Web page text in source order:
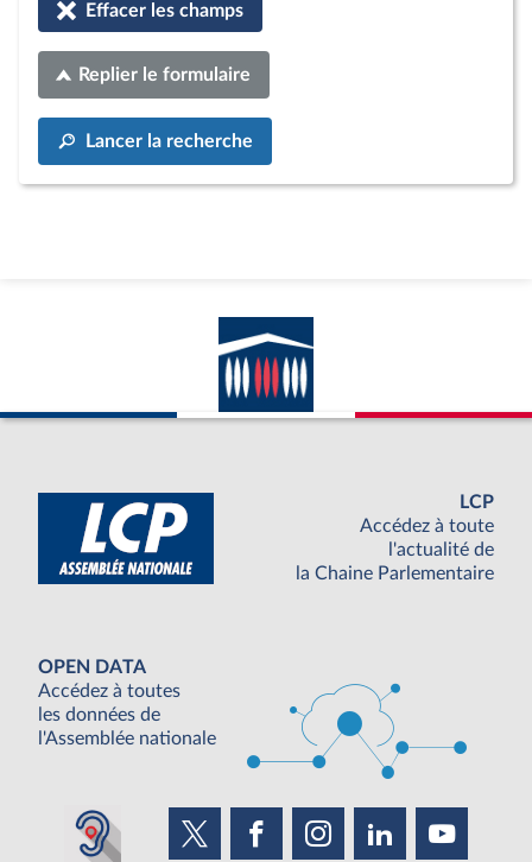
Effacer les champs
Replier le formulaire
Lancer la recherche
LCP
Accédez à toute
l'actualité de
la Chaine Parlementaire
OPEN DATA
Accédez à toutes
les données de
l'Assemblée nationale